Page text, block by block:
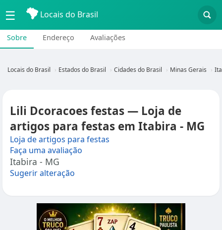
☰ Locais do Brasil
Sobre Endereço Avaliações
Locais do Brasil Estados do Brasil Cidades do Brasil Minas Gerais
Lili Dcoracoes festas — Loja de
artigos para festas em Itabira - MG
Loja de artigos para festas
Faça uma avaliação
Itabira - MG
Sugerir alteração